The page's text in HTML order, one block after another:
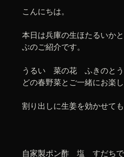
こんにちは。
本日は兵庫の生ほたるいか
ぶのご紹介です。
うるい 菜の花 ふきのと
どの春野菜とご一緒にお楽
割り出しに生姜を効かせても
自家製ポン酢 塩 すだちで